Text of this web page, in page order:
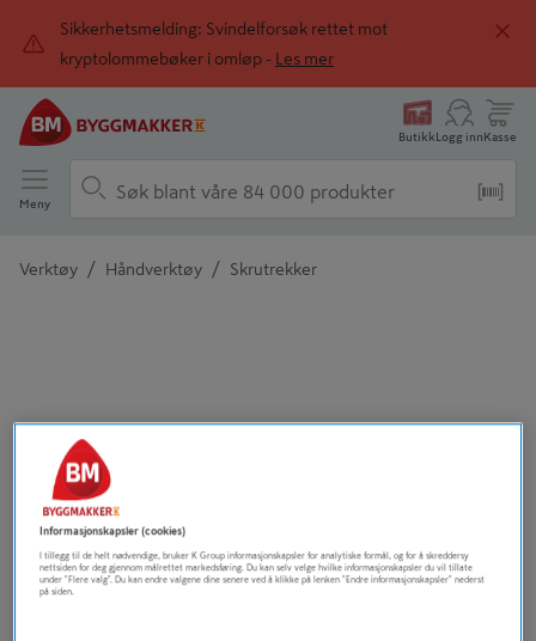
Sikkerhetsmelding: Svindelforsøk rettet mot
kryptolommebøker i omløp -
Les mer
ButikkLogg innKasse
Meny
Verktøy / Håndverktøy / Skrutrekker
Informasjonskapsler (cookies)
I tillegg til de helt nødvendige, bruker K Group informasjonskapsler for analytiske formål, og for å skreddersy
nettsiden for deg gjennom målrettet markedsføring. Du kan selv velge hvilke informasjonskapsler du vil tillate
under "Flere valg". Du kan endre valgene dine senere ved å klikke på lenken "Endre informasjonskapsler" nederst
på siden.